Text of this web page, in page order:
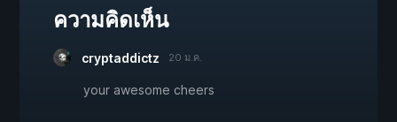
ความคิดเห็น
cryptaddictz 20 ม.ค.
your awesome cheers